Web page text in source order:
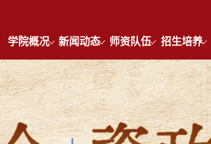
学院概况 新闻动态 师资队伍 招生培养